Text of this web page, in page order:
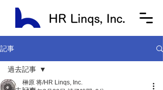
記事
過去記事
榊原 将/HR Linqs, Inc.